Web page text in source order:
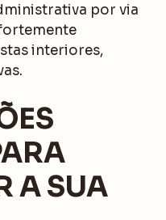
por via
interiores,
A SUA